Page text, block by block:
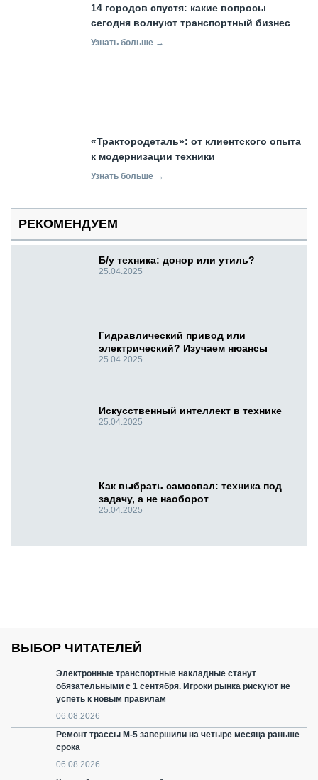
14 городов спустя: какие вопросы
сегодня волнуют транспортный бизнес
Узнать больше →
«Трактородеталь»: от клиентского опыта
к модернизации техники
Узнать больше →
РЕКОМЕНДУЕМ
Б/у техника: донор или утиль?
25.04.2025
Гидравлический привод или
электрический? Изучаем нюансы
25.04.2025
Искусственный интеллект в технике
25.04.2025
Как выбрать самосвал: техника под
задачу, а не наоборот
25.04.2025
ВЫБОР ЧИТАТЕЛЕЙ
Электронные транспортные накладные станут
обязательными с 1 сентября. Игроки рынка рискуют не
успеть к новым правилам
06.08.2026
Ремонт трассы М-5 завершили на четыре месяца раньше
срока
06.08.2026